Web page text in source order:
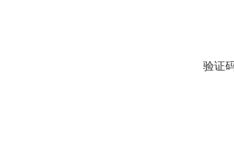
验证